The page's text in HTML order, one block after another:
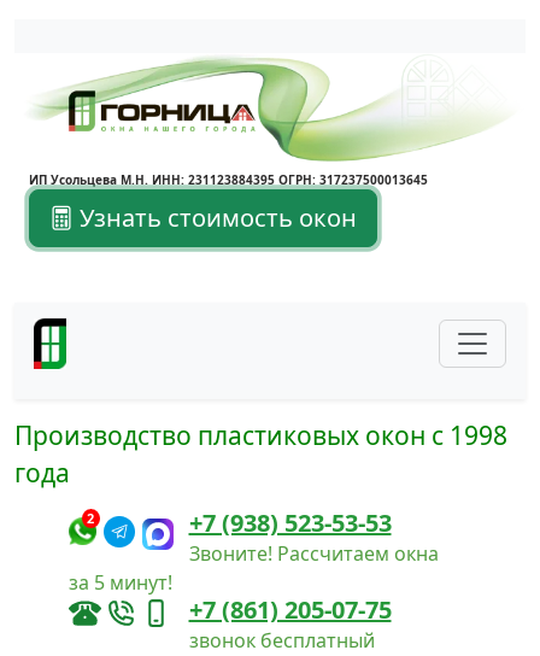
Написать в Max
Написать в Telegram
ИП Усольцева М.Н. ИНН: 231123884395 ОГРН: 317237500013645
Узнать стоимость окон
Производство пластиковых окон с 1998
года
2 +7 (938) 523-53-53
Звоните! Рассчитаем окна
за 5 минут!
+7 (861) 205-07-75
звонок бесплатный